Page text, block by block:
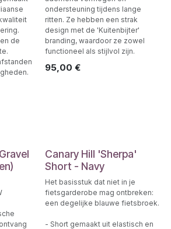
de
ondersteuning tijdens lange
ritten. Ze hebben een strak
design met de 'Kuitenbijter'
branding, waardoor ze zowel
functioneel als stijlvol zijn.
95,00 €
Canary Hill 'Sherpa'
Short - Navy
Het basisstuk dat niet in je
fietsgarderobe mag ontbreken:
een degelijke blauwe fietsbroek.
- Short gemaakt uit elastisch en